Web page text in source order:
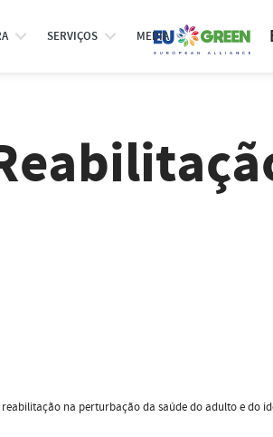
SERVIÇOS MEDIA
na perturbação da saúde do adulto e do